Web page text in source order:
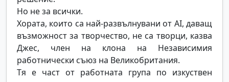
Но не за всички.
Хората, които са най-развълнувани от AI, даващ
възможност за творчество, не са творци, казва
Джес, член на клона на Независимия
работнически съюз на Великобритания.
Тя е част от работната група по изкуствен